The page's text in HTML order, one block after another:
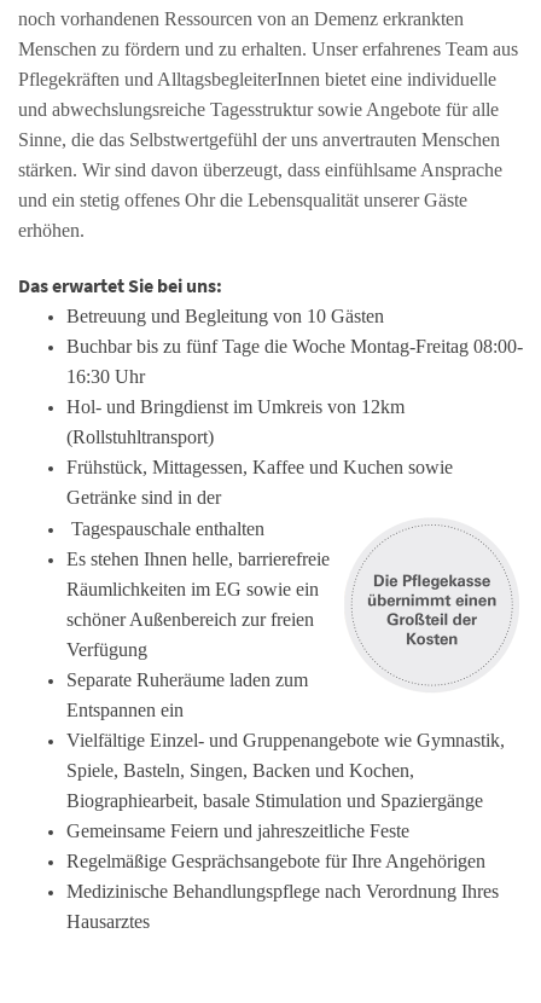
noch vorhandenen Ressourcen von an Demenz erkrankten
Menschen zu fördern und zu erhalten. Unser erfahrenes Team aus
Pflegekräften und AlltagsbegleiterInnen bietet eine individuelle
und abwechslungsreiche Tagesstruktur sowie Angebote für alle
Sinne, die das Selbstwertgefühl der uns anvertrauten Menschen
stärken. Wir sind davon überzeugt, dass einfühlsame Ansprache
und ein stetig offenes Ohr die Lebensqualität unserer Gäste
erhöhen.
Das erwartet Sie bei uns:
Betreuung und Begleitung von 10 Gästen
Buchbar bis zu fünf Tage die Woche Montag-Freitag 08:00-
16:30 Uhr
Hol- und Bringdienst im Umkreis von 12km
(Rollstuhltransport)
Frühstück, Mittagessen, Kaffee und Kuchen sowie
Getränke sind in der
Tagespauschale enthalten
Es stehen Ihnen helle, barrierefreie
Räumlichkeiten im EG sowie ein
schöner Außenbereich zur freien
Verfügung
Separate Ruheräume laden zum
Entspannen ein
Vielfältige Einzel- und Gruppenangebote wie Gymnastik,
Spiele, Basteln, Singen, Backen und Kochen,
Biographiearbeit, basale Stimulation und Spaziergänge
Gemeinsame Feiern und jahreszeitliche Feste
Regelmäßige Gesprächsangebote für Ihre Angehörigen
Medizinische Behandlungspflege nach Verordnung Ihres
Hausarztes